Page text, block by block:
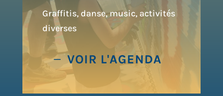
Graffitis, danse, music, activités
diverses
VOIR L'AGENDA